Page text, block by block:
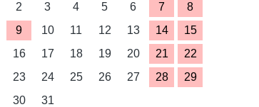
2
3 4 5 6 7
8
9
10 11 12 13 14
15
16
17 18 19 20 21
22
23
24 25 26 27 28
29
30
31